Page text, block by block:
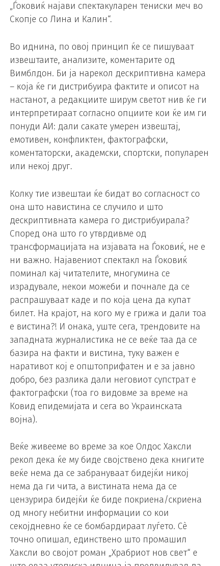
„Ѓоковиќ најави спектакуларен тениски меч во
Скопје со Лина и Калин“.
Во иднина, по овој принцип ќе се пишуваат
извештаите, анализите, коментарите од
Вимблдон. Би ја нарекол дескриптивна камера
– која ќе ги дистрибуира фактите и описот на
настанот, а редакциите ширум светот нив ќе ги
интерпретираат согласно опциите кои ќе им ги
понуди АИ: дали сакате умерен извештај,
емотивен, конфликтен, фактографски,
коментаторски, академски, спортски, популарен
или некој друг.
Колку тие извештаи ќе бидат во согласност со
она што навистина се случило и што
дескриптивната камера го дистрибуирала?
Според она што го утврдивме од
трансформацијата на изјавата на Ѓоковиќ, не е
ни важно. Најавениот спектакл на Ѓоковиќ
поминал кај читателите, многумина се
израдувале, некои можеби и почнале да се
распрашуваат каде и по која цена да купат
билет. На крајот, на кого му е грижа и дали тоа
е вистина?! И онака, уште сега, трендовите на
западната журналистика не се веќе таа да се
базира на факти и вистина, туку важен е
наративот кој е општоприфатен и е за јавно
добро, без разлика дали неговиот супстрат е
фактографски (тоа го видовме за време на
Ковид епидемијата и сега во Украинската
војна).
Веќе живееме во време за кое Олдос Хаксли
рекол дека ќе му биде својствено дека книгите
веќе нема да се забрануваат бидејќи никој
нема да ги чита, а вистината нема да се
цензурира бидејќи ќе биде покриена/скриена
од многу небитни информации со кои
секојдневно ќе се бомбардираат луѓето. Сè
точно опишал, единствено што промашил
Хаксли во својот роман „Храбриот нов свет“ е